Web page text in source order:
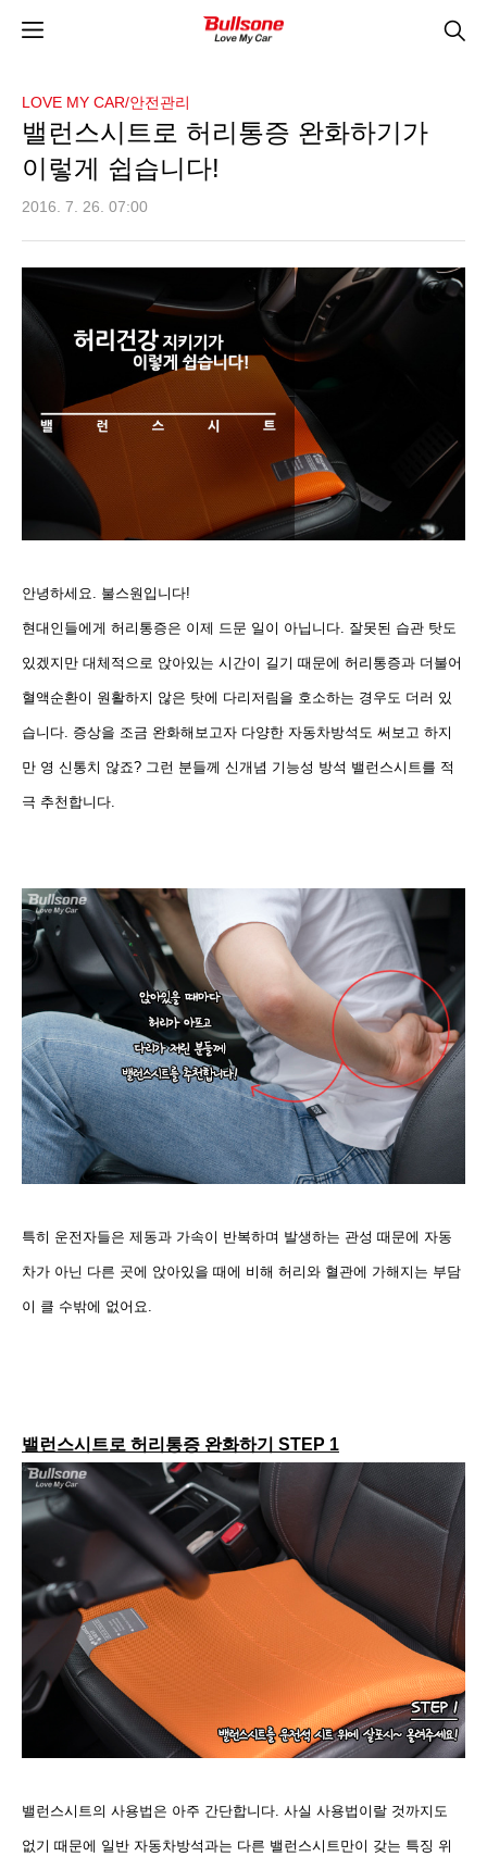
LOVE MY CAR/안전관리
밸런스시트로 허리통증 완화하기가
이렇게 쉽습니다!
2016. 7. 26. 07:00
안녕하세요. 불스원입니다!
현대인들에게 허리통증은 이제 드문 일이 아닙니다. 잘못된 습관 탓도
있겠지만 대체적으로 앉아있는 시간이 길기 때문에 허리통증과 더불어
혈액순환이 원활하지 않은 탓에 다리저림을 호소하는 경우도 더러 있
습니다. 증상을 조금 완화해보고자 다양한 자동차방석도 써보고 하지
만 영 신통치 않죠? 그런 분들께 신개념 기능성 방석 밸런스시트를 적
극 추천합니다.
특히 운전자들은 제동과 가속이 반복하며 발생하는 관성 때문에 자동
차가 아닌 다른 곳에 앉아있을 때에 비해 허리와 혈관에 가해지는 부담
이 클 수밖에 없어요.
밸런스시트로 허리통증 완화하기 STEP 1
밸런스시트의 사용법은 아주 간단합니다. 사실 사용법이랄 것까지도
없기 때문에 일반 자동차방석과는 다른 밸런스시트만이 갖는 특징 위